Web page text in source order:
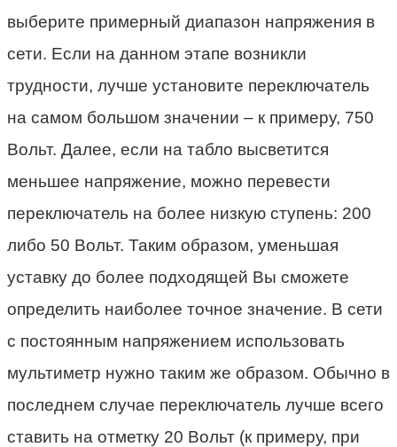
выберите примерный диапазон напряжения в
сети. Если на данном этапе возникли
трудности, лучше установите переключатель
на самом большом значении – к примеру, 750
Вольт. Далее, если на табло высветится
меньшее напряжение, можно перевести
переключатель на более низкую ступень: 200
либо 50 Вольт. Таким образом, уменьшая
уставку до более подходящей Вы сможете
определить наиболее точное значение. В сети
с постоянным напряжением использовать
мультиметр нужно таким же образом. Обычно в
последнем случае переключатель лучше всего
ставить на отметку 20 Вольт (к примеру, при